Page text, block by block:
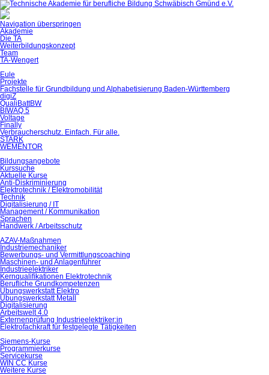
Navigation überspringen
Akademie
Die TA
Weiterbildungskonzept
Team
TA-Wengert
Eule
Projekte
Fachstelle für Grundbildung und Alphabetisierung Baden-Württemberg
digiZ
QualiBattBW
BIWAQ 5
Voltage
Finally
Verbraucherschutz. Einfach. Für alle.
STARK
WEMENTOR
Bildungsangebote
Kurssuche
Aktuelle Kurse
Anti-Diskriminierung
Elektrotechnik / Elektromobilität
Technik
Digitalisierung / IT
Management / Kommunikation
Sprachen
Handwerk / Arbeitsschutz
AZAV-Maßnahmen
Industriemechaniker
Bewerbungs- und Vermittlungscoaching
Maschinen- und Anlagenführer
Industrieelektriker
Kernqualiﬁkationen Elektrotechnik
Berufliche Grundkompetenzen
Übungswerkstatt Elektro
Übungswerkstatt Metall
Digitalisierung
Arbeitswelt 4.0
Externenprüfung Industrieelektriker:in
Elektrofachkraft für festgelegte Tätigkeiten
Siemens-Kurse
Programmierkurse
Servicekurse
WIN CC Kurse
Weitere Kurse